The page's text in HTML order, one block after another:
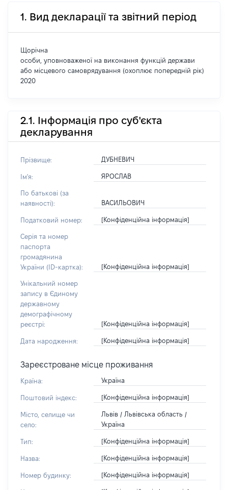
1. Вид декларації та звітний період
Щорічна
особи, уповноваженої на виконання функцій держави
або місцевого самоврядування (охоплює попередній рік)
2020
2.1. Інформація про суб'єкта
декларування
Прізвище: ДУБНЕВИЧ
Ім'я: ЯРОСЛАВ
По батькові (за
наявності):
ВАСИЛЬОВИЧ
Податковий номер: [Конфіденційна інформація]
Серія та номер
паспорта
громадянина
України (ID-картка):
[Конфіденційна інформація]
Унікальний номер
запису в Єдиному
державному
демографічному
реєстрі:
[Конфіденційна інформація]
Дата народження: [Конфіденційна інформація]
Зареєстроване місце проживання
Країна: Україна
Поштовий індекс: [Конфіденційна інформація]
Місто, селище чи
село:
Львів / Львівська область /
Україна
Тип: [Конфіденційна інформація]
Назва: [Конфіденційна інформація]
Номер будинку: [Конфіденційна інформація]